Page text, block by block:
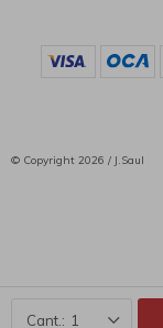
1
© Copyright 2026 / J.Saul